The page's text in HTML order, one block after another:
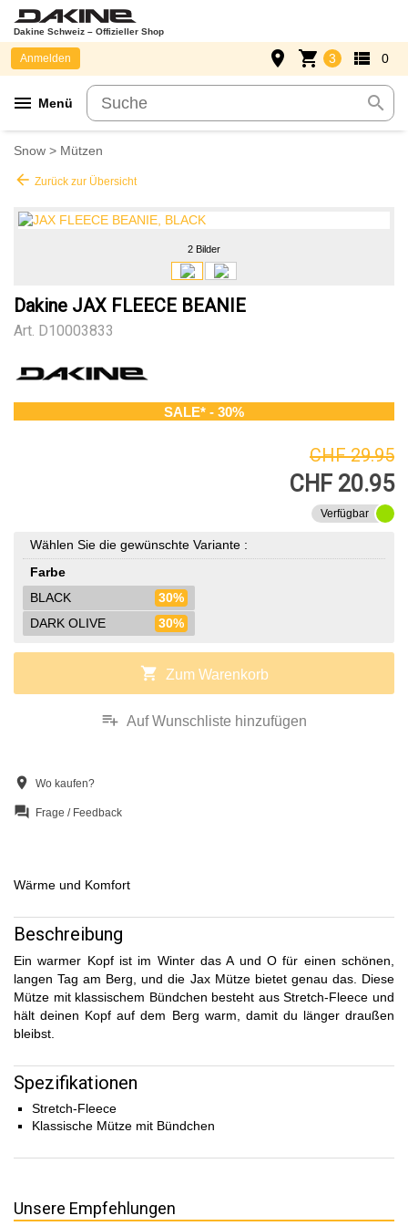
Dakine Schweiz – Offizieller Shop
menu Menü search
Anmelden place shopping_cart 3 view_list 0
Snow > Mützen
arrow_back Zurück zur Übersicht
2 Bilder
Dakine JAX FLEECE BEANIE
Art. D10003833
SALE* - 30%
CHF 29.95
CHF 20.95
Verfügbar
Wählen Sie die gewünschte Variante :
Farbe
BLACK
30%
DARK OLIVE
30%
shopping_cart Zum Warenkorb
playlist_add Auf Wunschliste hinzufügen
location_on Wo kaufen?
question_answer Frage / Feedback
Wärme und Komfort
Beschreibung
Ein warmer Kopf ist im Winter das A und O für einen schönen,
langen Tag am Berg, und die Jax Mütze bietet genau das. Diese
Mütze mit klassischem Bündchen besteht aus Stretch-Fleece und
hält deinen Kopf auf dem Berg warm, damit du länger draußen
bleibst.
Spezifikationen
Stretch-Fleece
Klassische Mütze mit Bündchen
Unsere Empfehlungen